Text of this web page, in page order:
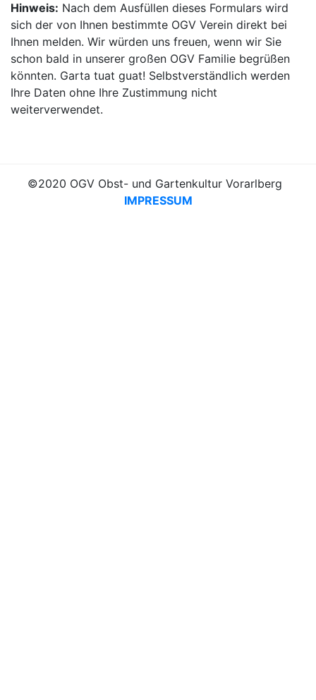
Hinweis: Nach dem Ausfüllen dieses Formulars wird
sich der von Ihnen bestimmte OGV Verein direkt bei
Ihnen melden. Wir würden uns freuen, wenn wir Sie
schon bald in unserer großen OGV Familie begrüßen
könnten. Garta tuat guat! Selbstverständlich werden
Ihre Daten ohne Ihre Zustimmung nicht
weiterverwendet.
©2020 OGV Obst- und Gartenkultur Vorarlberg
IMPRESSUM